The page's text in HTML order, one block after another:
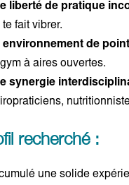
liberté de pratique
te fait vibrer.
environnement de
à aires ouvertes.
synergie
recherché :
une solide